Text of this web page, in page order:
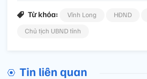
Từ khóa: Vĩnh Long HĐND
Chủ tịch UBND tỉnh
Tin liên quan